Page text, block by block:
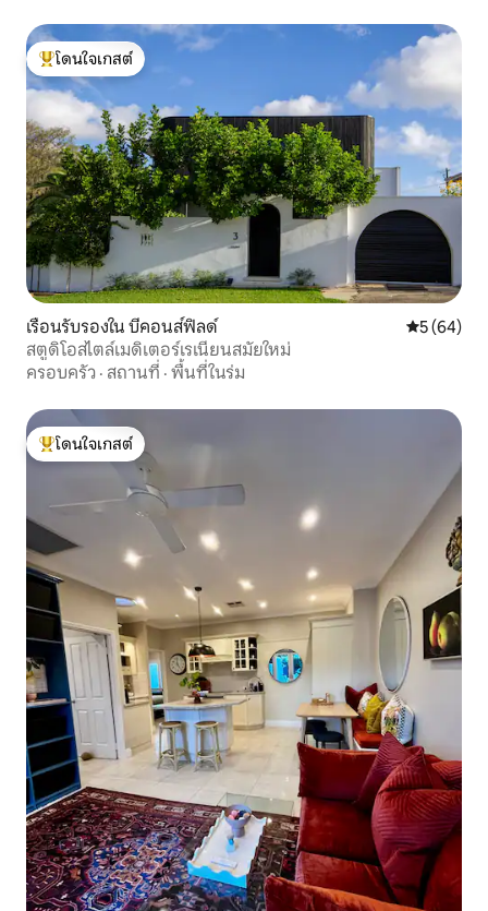
โดนใจเกสต์ที่สุด
โดนใจเกสต์
เรือนรับรองใน บีคอนส์ฟิลด์ คะแนนเฉลี่
5 (64)
สตูดิโอสไตล์เมดิเตอร์เรเนียนสมัยใหม่
ครอบครัว · สถานที่ · พื้นที่ในร่ม
โดนใจเกสต์ที่สุด
โดนใจเกสต์